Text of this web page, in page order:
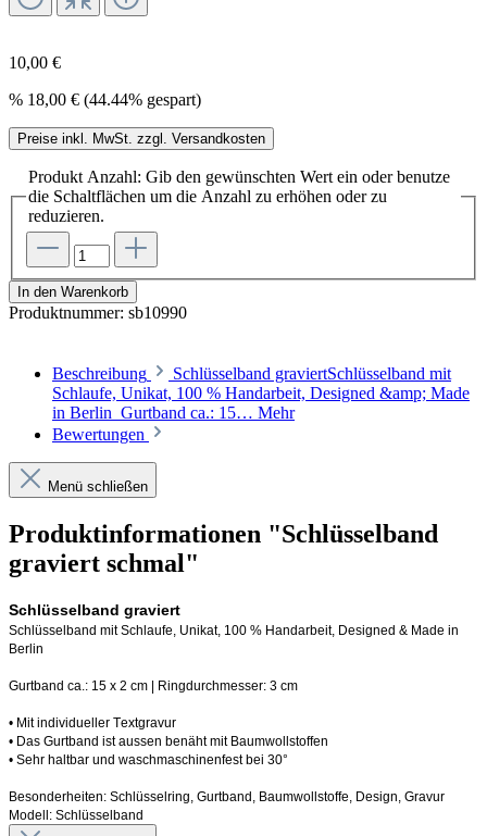
10,00 €
% 18,00 € (44.44% gespart)
Preise inkl. MwSt. zzgl. Versandkosten
Produkt Anzahl: Gib den gewünschten Wert ein oder benutze
die Schaltflächen um die Anzahl zu erhöhen oder zu
reduzieren.
In den Warenkorb
Produktnummer: sb10990
Beschreibung
Schlüsselband graviertSchlüsselband mit
Schlaufe, Unikat, 100 % Handarbeit, Designed &amp; Made
in Berlin Gurtband ca.: 15… Mehr
Bewertungen
Menü schließen
Produktinformationen "Schlüsselband
graviert schmal"
Schlüsselband graviert
Schlüsselband mit Schlaufe, Unikat, 100 % Handarbeit, Designed & Made in
Berlin
Gurtband ca.: 15 x 2 cm | Ringdurchmesser: 3 cm
• Mit individueller Textgravur
• Das Gurtband ist aussen benäht mit Baumwollstoffen
• Sehr haltbar und waschmaschinenfest bei 30°
Besonderheiten: Schlüsselring, Gurtband , Baumwollstoffe, Design, Gravur
Modell: Schlüsselband